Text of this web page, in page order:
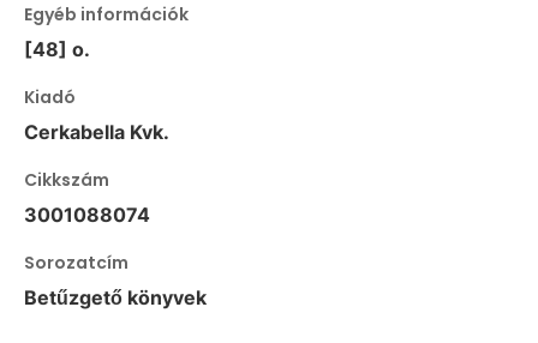
Egyéb információk
[48] o.
Kiadó
Cerkabella Kvk.
Cikkszám
3001088074
Sorozatcím
Betűzgető könyvek